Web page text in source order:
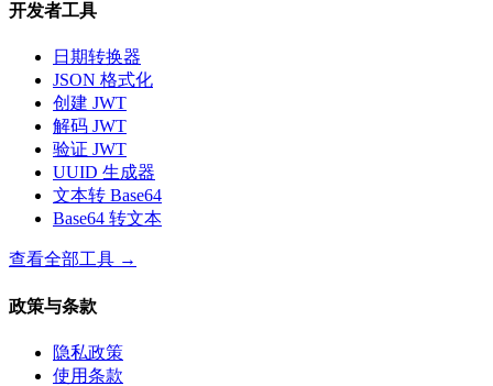
开发者工具
日期转换器
JSON 格式化
创建 JWT
解码 JWT
验证 JWT
UUID 生成器
文本转 Base64
Base64 转文本
查看全部工具 →
政策与条款
隐私政策
使用条款